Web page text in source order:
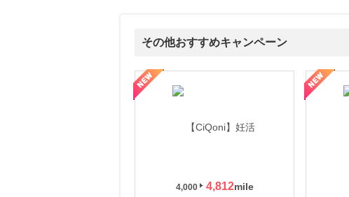
その他おすすめキャンペーン
4,000 4,812
【ロデオドライブ】創業70年の信頼と高価買取を実現！ブランド品・貴金属
【ファビウス公式EC】すべての女性を